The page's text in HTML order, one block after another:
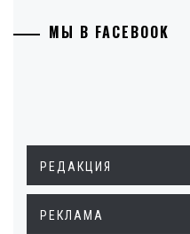
МЫ В FACEBOOK
РЕДАКЦИЯ
РЕКЛАМА